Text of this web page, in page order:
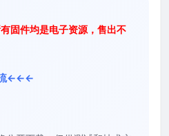
固件均是电子资源，售出不
流←←←